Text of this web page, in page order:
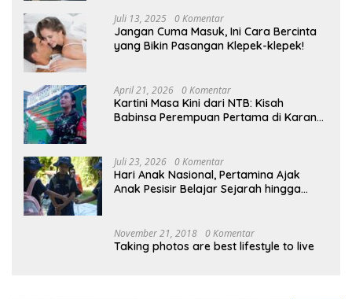
Juli 13, 2025 0 Komentar
Jangan Cuma Masuk, Ini Cara Bercinta
yang Bikin Pasangan Klepek-klepek!
April 21, 2026 0 Komentar
Kartini Masa Kini dari NTB: Kisah
Babinsa Perempuan Pertama di Karang
Juli 23, 2026 0 Komentar
Hari Anak Nasional, Pertamina Ajak
Anak Pesisir Belajar Sejarah hingga
November 21, 2018 0 Komentar
Taking photos are best lifestyle to live